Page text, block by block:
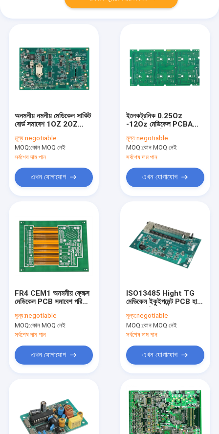
আমাদের সম্পর্কে
অনমনীয় নমনীয় মেডিকেল সার্কিট
বোর্ড সমাবেশ 1OZ 2OZ
মূল্য:negotiable
MOQ:কোন MOQ নেই
সর্বশেষ দাম পান
এখন যোগাযোগ
ইলেকট্রনিক 0.25Oz
-12Oz মেডিকেল PCBA
TS16949
মূল্য:negotiable
MOQ:কোন MOQ নেই
সর্বশেষ দাম পান
এখন যোগাযোগ
FR4 CEM1 অনমনীয় ফ্লেক্স
মেডিকেল PCB সমাবেশ পরিষেবা
মূল্য:negotiable
MOQ:কোন MOQ নেই
সর্বশেষ দাম পান
এখন যোগাযোগ
ISO13485 Hight TG
মেডিকেল ইকুইপমেন্ট PCB হার্ড
মূল্য:negotiable
MOQ:কোন MOQ নেই
সর্বশেষ দাম পান
এখন যোগাযোগ